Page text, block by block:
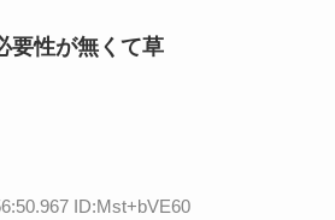
要性が無くて草
ID:Mst+bVE60